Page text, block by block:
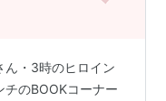
ん・3時のヒロイン
のBOOKコーナー